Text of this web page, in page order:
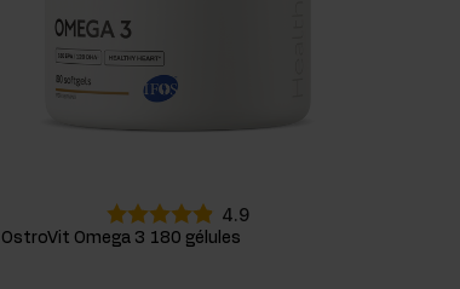
4.9
OstroVit Omega 3 180 gélules